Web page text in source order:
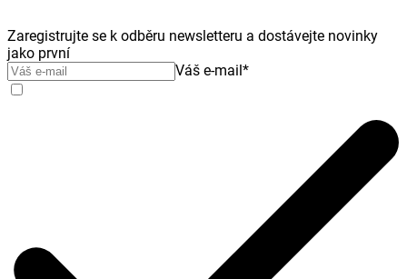
Zaregistrujte se k odběru newsletteru a dostávejte novinky
jako první
Váš e-mail*